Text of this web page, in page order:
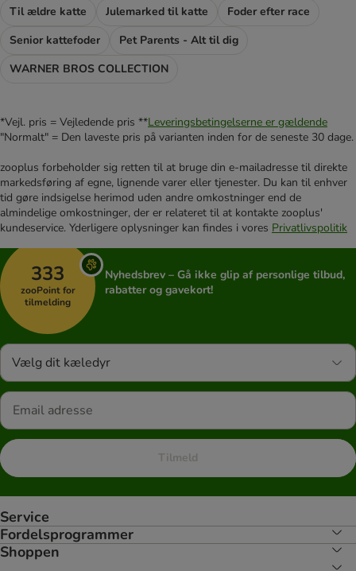
Til ældre katte
Julemarked til katte
Foder efter race
Senior kattefoder
Pet Parents - Alt til dig
WARNER BROS COLLECTION
*Vejl. pris = Vejledende pris **Leveringsbetingelserne er gældende
"Normalt" = Den laveste pris på varianten inden for de seneste 30 dage.
zooplus forbeholder sig retten til at bruge din e-mailadresse til direkte
markedsføring af egne, lignende varer eller tjenester. Du kan til enhver
tid gøre indsigelse herimod uden andre omkostninger end de
almindelige omkostninger, der er relateret til at kontakte zooplus'
kundeservice. Yderligere oplysninger kan findes i vores Privatlivspolitik
333
zooPoint for
tilmelding
Nyhedsbrev – Gå ikke glip af personlige tilbud,
rabatter og gavekort!
Vælg dit kæledyr
Tilmeld
Service
Fordelsprogrammer
Shoppen